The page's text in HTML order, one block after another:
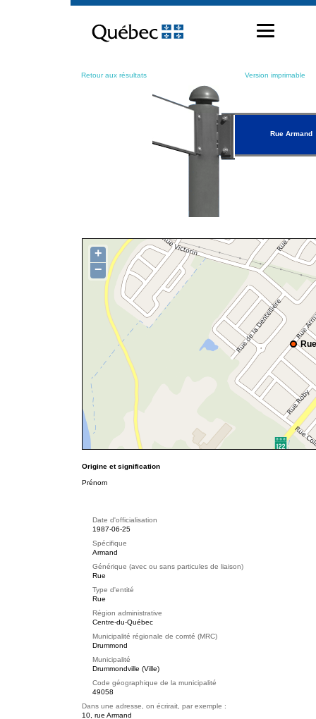
contenu
Retour aux résultats Version imprimable
Rue Armand
+
−
Origine et signification
Prénom
Date d'officialisation
1987-06-25
Spécifique
Armand
Générique (avec ou sans particules de liaison)
Rue
Type d'entité
Rue
Région administrative
Centre-du-Québec
Municipalité régionale de comté (MRC)
Drummond
Municipalité
Drummondville (Ville)
Code géographique de la municipalité
49058
Dans une adresse, on écrirait, par exemple :
10, rue Armand